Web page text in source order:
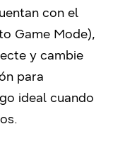
con el
Game Mode),
y cambie
para
ideal cuando